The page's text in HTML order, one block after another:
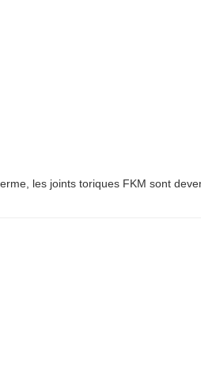
les joints toriques FKM sont